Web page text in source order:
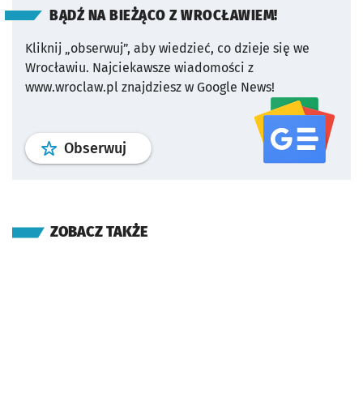
BĄDŹ NA BIEŻĄCO Z WROCŁAWIEM!
Kliknij „obserwuj”, aby wiedzieć, co dzieje się we
Wrocławiu. Najciekawsze wiadomości z
www.wroclaw.pl znajdziesz w Google News!
Obserwuj profil serwisu
ZOBACZ TAKŻE